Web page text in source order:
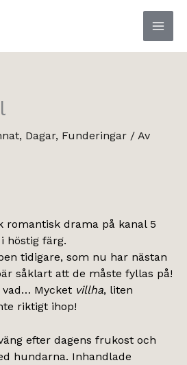
, Dagar, Funderingar / Av
romantisk drama på kanal 5
höstig färg.
tidigare, som nu har nästan
såklart att de måste fyllas på!
vad… Mycket villha, liten
riktigt ihop!
efter dagens frukost och
hundarna. Inhandlade